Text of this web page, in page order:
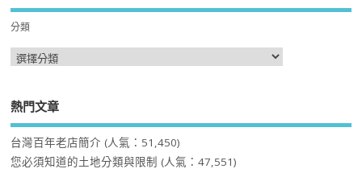
分類
熱門文章
台灣百年老店簡介 (人氣：51,450)
您必須知道的土地分類與限制 (人氣：47,551)